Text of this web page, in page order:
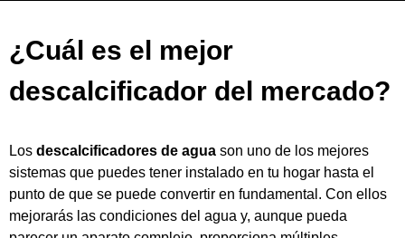
¿Cuál es el mejor
descalcificador del mercado?
Los descalcificadores de agua son uno de los mejores
sistemas que puedes tener instalado en tu hogar hasta el
punto de que se puede convertir en fundamental. Con ellos
mejorarás las condiciones del agua y, aunque pueda